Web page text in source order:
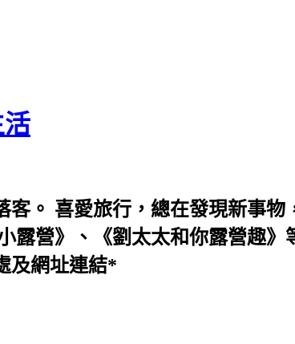
客。 喜愛旅行，總在發現新事
露營》、《劉太太和你露營趣
及網址連結*